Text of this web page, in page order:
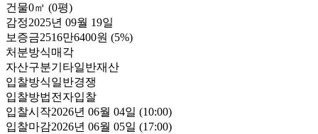
건물0㎡ (0평)
감정2025년 09월 19일
보증금2516만6400원 (5%)
처분방식매각
자산구분기타일반재산
입찰방식일반경쟁
입찰방법전자입찰
입찰시작2026년 06월 04일 (10:00)
입찰마감2026년 06월 05일 (17:00)